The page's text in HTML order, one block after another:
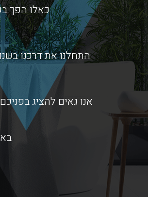
כאלו הפך
התחלנו את דרכנו
אנו גאים להציג